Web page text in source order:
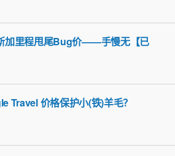
加里程甩尾Bug价——手慢无【已
Travel 价格保护小(铁)羊毛？